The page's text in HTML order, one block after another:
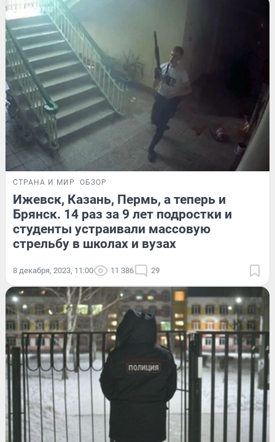
СТРАНА И МИР ОБЗОР
Ижевск, Казань, Пермь, а теперь и
Брянск. 14 раз за 9 лет подростки и
студенты устраивали массовую
стрельбу в школах и вузах
8 декабря, 2023, 11:00 11 386 29